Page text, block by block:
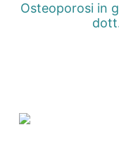
Osteoporosi in